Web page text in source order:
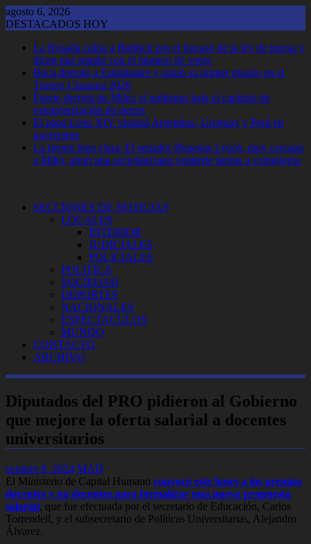
Saltar
al
agosto 6, 2026
DESTACADOS HOY
La Rosada culpa a Bullrich por el fracaso de la ley de tierras y
dicen que mintió con el número de votos
Boca derrotó a Estudiantes y sumó su primer triunfo en el
Torneo Clausura 2026
Fuerte derrota de Milei: el gobierno baja el capítulo de
extranjerización de tierras
El papa León XIV visitará Argentina, Uruguay y Perú en
noviembre
La tienen bien clara: El senador Benegas Lynch, muy cercano
a Milei, armó una sociedad para venderle tierras a extranjeros
SECCIONES DE NOTICIAS
LOCALES
INTERIOR
JUDICIALES
POLICIALES
POLITICA
SOCIEDAD
DEPORTES
NACIONALES
ESPECTACULOS
MUNDO
CONTACTO
ARCHIVO
Diputados del PRO pidieron al Gobierno
que mejore la oferta salarial a docentes
universitarios
octubre 8, 2024 MAD
El Ministerio de Capital Humano convocó este lunes a los gremios
docentes y no docentes para formalizar una nueva propuesta
salarial, que fue efectuada por el secretario de Educación, Carlos
Torrendell, y el subsecretario de Políticas Universitarias, Alejandro
Álvarez.